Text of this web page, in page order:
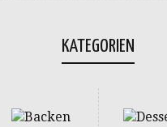
KATEGORIEN